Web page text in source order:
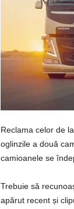
Reclama celor de
oglinzile a două
camioanele se
Trebuie să
apărut recent și